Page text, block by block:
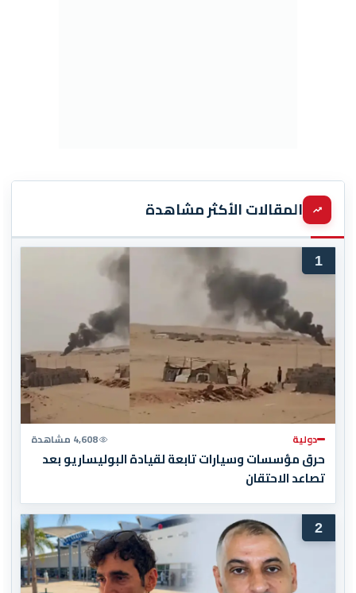
المقالات الأكثر مشاهدة
1
دولية 4,608 مشاهدة
حرق مؤسسات وسيارات تابعة لقيادة البوليساريو بعد
تصاعد الاحتقان
2